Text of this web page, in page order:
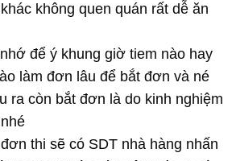
không quen quán rất dễ ăn
để ý khung giờ tiem nào hay
làm đơn lâu để bắt đơn và né
ra còn bắt đơn là do kinh nghiệm
thi sẽ có SDT nhà hàng nhấn